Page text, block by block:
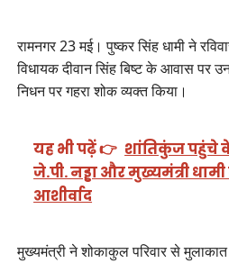
रामनगर 23 मई। पुष्कर सिंह धामी ने
विधायक दीवान सिंह बिष्ट के आवास पर
निधन पर गहरा शोक व्यक्त किया।
यह भी पढ़ें 👉 शांतिकुंज पहुंचे
जे.पी. नड्डा और मुख्यमंत्री
आशीर्वाद
मुख्यमंत्री ने शोकाकुल परिवार से